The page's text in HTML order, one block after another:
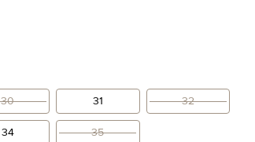
30 31 32
34 35